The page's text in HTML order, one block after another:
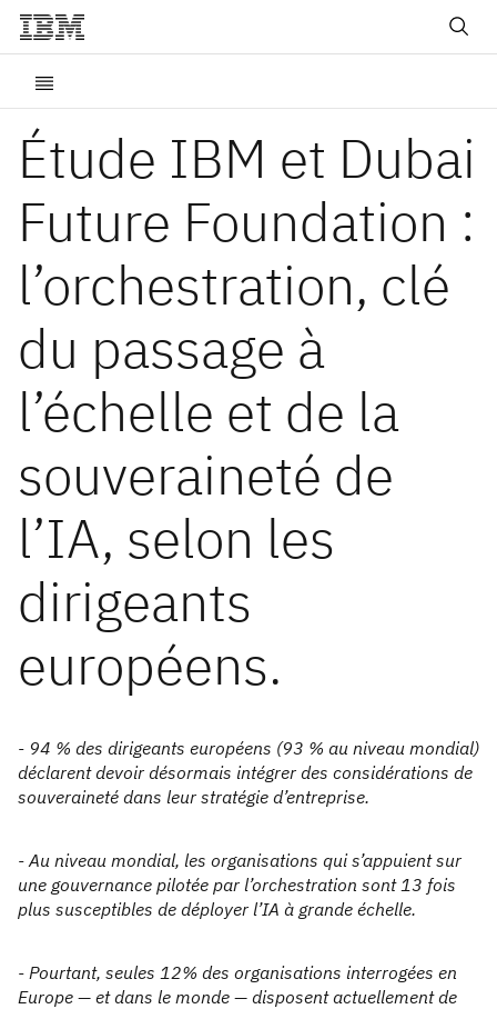
Étude IBM et Dubai
Future Foundation :
l’orchestration, clé
du passage à
l’échelle et de la
souveraineté de
l’IA, selon les
dirigeants
européens.
- 94 % des dirigeants européens (93 % au niveau mondial)
déclarent devoir désormais intégrer des considérations de
souveraineté dans leur stratégie d’entreprise.
- Au niveau mondial, les organisations qui s’appuient sur
une gouvernance pilotée par l’orchestration sont 13 fois
plus susceptibles de déployer l’IA à grande échelle.
- Pourtant, seules 12% des organisations interrogées en
Europe — et dans le monde — disposent actuellement de